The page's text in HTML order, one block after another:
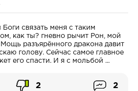
связать меня с таким
как ты? гневно рычит Рон, мой
разъярённого дракона давит
голову. Сейчас самое главное
его спасти. И я с мольбой ...
2 2